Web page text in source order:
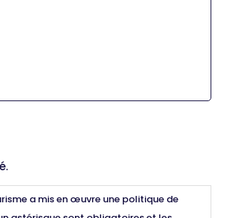
a mis en œuvre une politique de